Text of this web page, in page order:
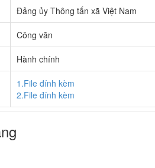
Đảng ủy Thông tấn xã Việt Nam
Công văn
Hành chính
1.File đính kèm
2.File đính kèm